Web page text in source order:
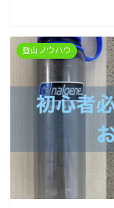
登山ノウハウ